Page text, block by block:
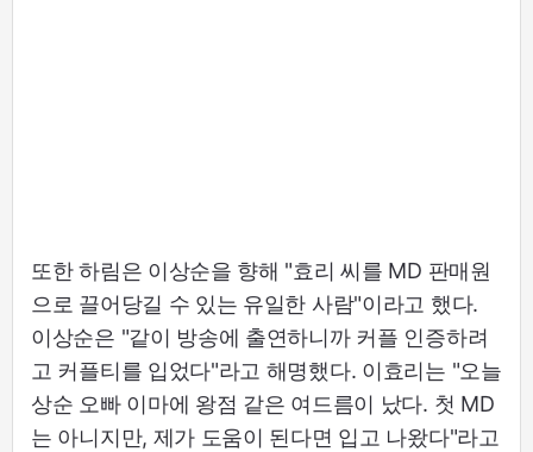
또한 하림은 이상순을 향해 "효리 씨를 MD 판매원
으로 끌어당길 수 있는 유일한 사람"이라고 했다.
이상순은 "같이 방송에 출연하니까 커플 인증하려
고 커플티를 입었다"라고 해명했다. 이효리는 "오늘
상순 오빠 이마에 왕점 같은 여드름이 났다. 첫 MD
는 아니지만, 제가 도움이 된다면 입고 나왔다"라고